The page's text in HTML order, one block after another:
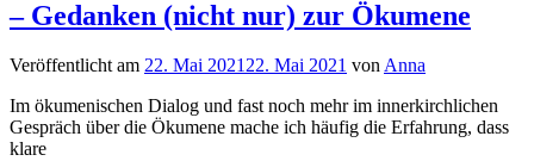
– Gedanken (nicht nur) zur Ökumene
Veröffentlicht am 22. Mai 202122. Mai 2021 vonAnna
Im ökumenischen Dialog und fast noch mehr im innerkirchlichen
Gespräch über die Ökumene mache ich häufig die Erfahrung, dass
klare